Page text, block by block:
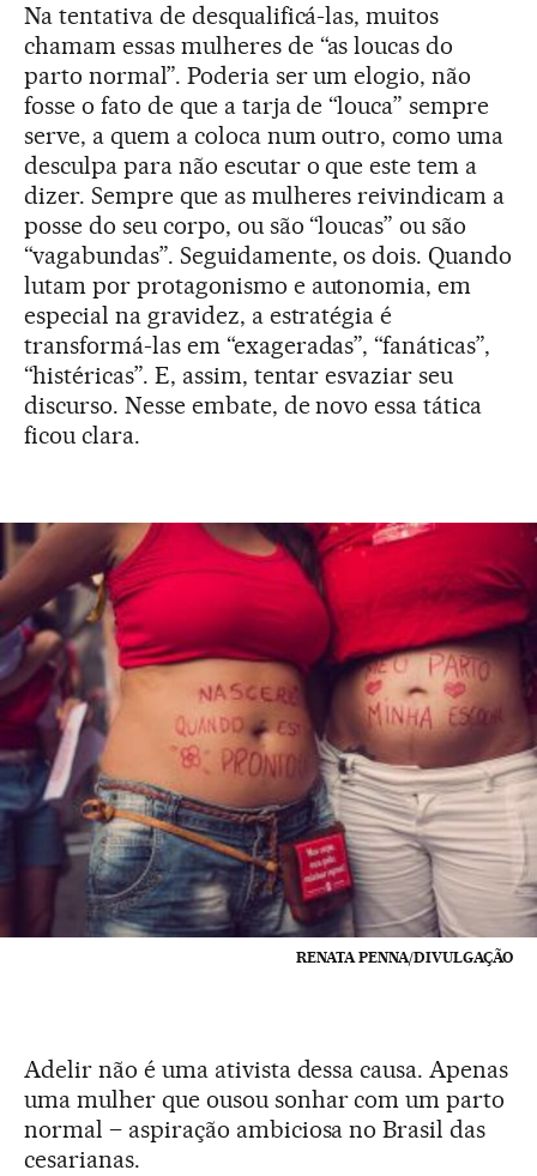
Na tentativa de desqualificá-las, muitos
chamam essas mulheres de “as loucas do
parto normal”. Poderia ser um elogio, não
fosse o fato de que a tarja de “louca” sempre
serve, a quem a coloca num outro, como uma
desculpa para não escutar o que este tem a
dizer. Sempre que as mulheres reivindicam a
posse do seu corpo, ou são “loucas” ou são
“vagabundas”. Seguidamente, os dois. Quando
lutam por protagonismo e autonomia, em
especial na gravidez, a estratégia é
transformá-las em “exageradas”, “fanáticas”,
“histéricas”. E, assim, tentar esvaziar seu
discurso. Nesse embate, de novo essa tática
ficou clara.
RENATA PENNA/DIVULGAÇÃO
Adelir não é uma ativista dessa causa. Apenas
uma mulher que ousou sonhar com um parto
normal – aspiração ambiciosa no Brasil das
cesarianas.